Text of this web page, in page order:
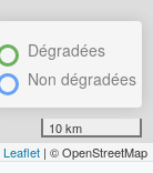
Fiche espèce
(L.) Roth, 1799
Dégradées
Non dégradées
10 km
Leaflet | © OpenStreetMap